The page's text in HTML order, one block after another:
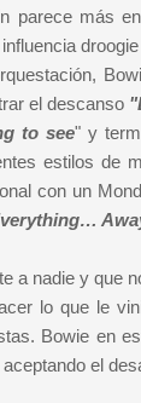
parece más
el descanso
to see" y
estilos de
con un
a nadie y que
lo que le
Bowie en
el